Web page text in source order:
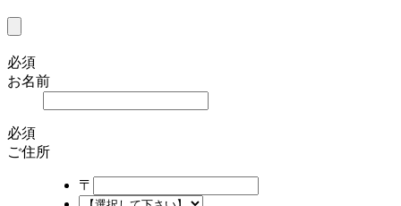
必須
お名前
必須
ご住所
〒